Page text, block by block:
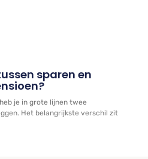
sparen en
je in grote lijnen twee
Het belangrijkste verschil zit